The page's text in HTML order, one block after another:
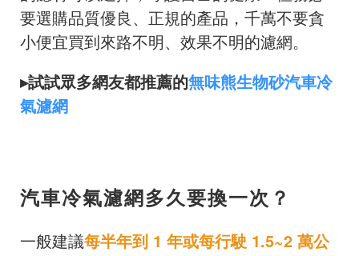
要選購品質優良、正規的產品，千萬不要貪
小便宜買到來路不明、效果不明的濾網。
▸試試眾多網友都推薦的無味熊生物砂汽車冷
氣濾網
汽車冷氣濾網多久要換一次？
一般建議每半年到 1 年或每行駛 1.5~2 萬公